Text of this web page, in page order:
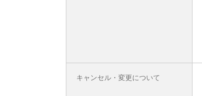
キャンセル・変更について